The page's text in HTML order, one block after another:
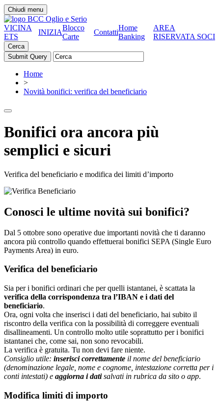
Chiudi menu
VICINA
ETS
INIZIA
Blocco
Carte
Contatti
Home
Banking
AREA
RISERVATA SOCI
Cerca
Home
>
Novità bonifici: verifica del beneficiario
Bonifici ora ancora più
semplici e sicuri
Verifica del beneficiario e modifica dei limiti d’importo
Conosci le ultime novità sui bonifici?
Dal 5 ottobre sono operative due importanti novità che ti daranno
ancora più controllo quando effettuerai bonifici SEPA (Single Euro
Payments Area) in euro.
Verifica del beneficiario
Sia per i bonifici ordinari che per quelli istantanei, è scattata la
verifica della corrispondenza tra l’IBAN e i dati del
beneficiario.
Ora, ogni volta che inserisci i dati del beneficiario, hai subito il
riscontro della verifica con la possibilità di correggere eventuali
disallineamenti. Un controllo molto utile soprattutto per i bonifici
istantanei che, come sai, non sono revocabili.
La verifica è gratuita. Tu non devi fare niente.
Consiglio utile: inserisci correttamente il nome del beneficiario
(denominazione legale, nome e cognome, intestazione corretta per i
conti intestati) e aggiorna i datisalvati in rubrica da sito o app.
Modifica limiti di importo